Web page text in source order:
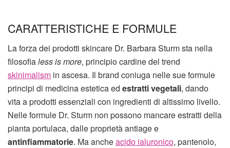
CARATTERISTICHE E FORMULE
La forza dei prodotti skincare Dr. Barbara Sturm sta nella
filosofialess is more, principio cardine del trend
skinimalism in ascesa. Il brand coniuga nelle sue formule
principi di medicina estetica ed estratti vegetali, dando
vita a prodotti essenziali con ingredienti di altissimo livello.
Nelle formule Dr. Sturm non possono mancare estratti della
pianta portulaca, dalle proprietà antiage e
antinfiammatorie. Ma ancheacido ialuronico, pantenolo,